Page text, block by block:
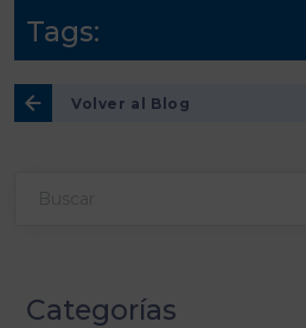
Tags:
Volver al Blog
Categorías